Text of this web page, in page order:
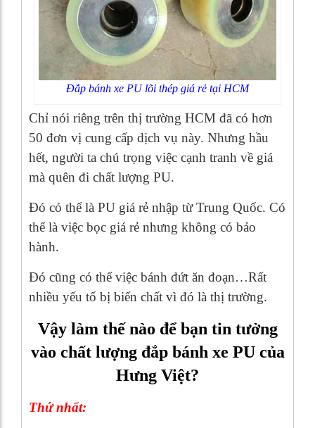
Đắp bánh xe PU lõi thép giá rẻ tại HCM
Chỉ nói riêng trên thị trường HCM đã có hơn
50 đơn vị cung cấp dịch vụ này. Nhưng hầu
hết, người ta chú trọng việc cạnh tranh về giá
mà quên đi chất lượng PU.
Đó có thể là PU giá rẻ nhập từ Trung Quốc. Có
thể là việc bọc giá rẻ nhưng không có bảo
hành.
Đó cũng có thể việc bánh đứt ăn đoạn…Rất
nhiều yếu tố bị biến chất vì đó là thị trường.
Vậy làm thế nào để bạn tin tưởng
vào chất lượng đắp bánh xe PU của
Hưng Việt?
Thứ nhất: